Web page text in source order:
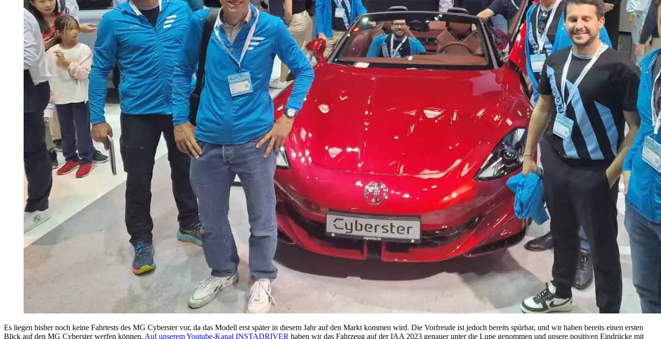
Es liegen bisher noch keine Fahrtests des MG Cyberster vor, da das Modell erst später in diesem Jahr auf den Markt kommen wird. Die Vorfreude ist jedoch bereits spürbar, und wir haben bereits einen ersten
Blick auf den MG Cyberster werfen können. Auf unserem Youtube-Kanal INSTADRIVER haben wir das Fahrzeug auf der IAA 2023 genauer unter die Lupe genommen und unsere positiven Eindrücke mit